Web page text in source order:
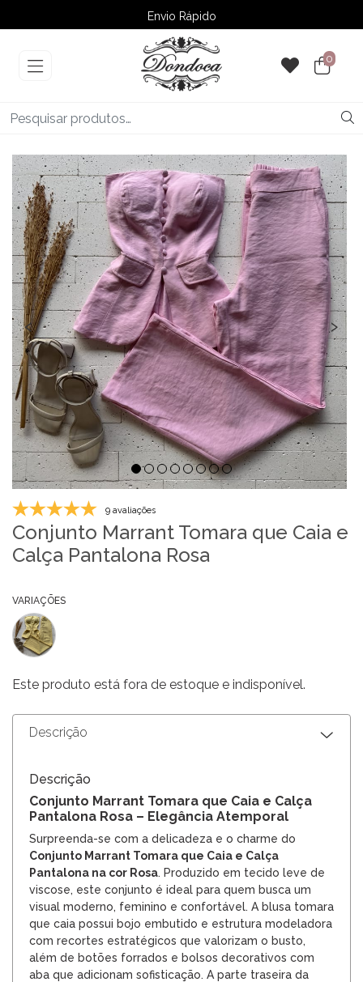
Envio Rápido
➚ Ofertas– Até 60% OFF
0
‹ ›
9 avaliações
Conjunto Marrant Tomara que Caia e
Calça Pantalona Rosa
VARIAÇÕES
Este produto está fora de estoque e indisponível.
Descrição
Descrição
Conjunto Marrant Tomara que Caia e Calça
Pantalona Rosa – Elegância Atemporal
Surpreenda-se com a delicadeza e o charme do
Conjunto Marrant Tomara que Caia e Calça
Pantalona na cor Rosa. Produzido em tecido leve de
viscose, este conjunto é ideal para quem busca um
visual moderno, feminino e confortável. A blusa tomara
que caia possui bojo embutido e estrutura modeladora
com recortes estratégicos que valorizam o busto,
além de botões forrados e bolsos decorativos com
aba que adicionam sofisticação. A parte traseira da